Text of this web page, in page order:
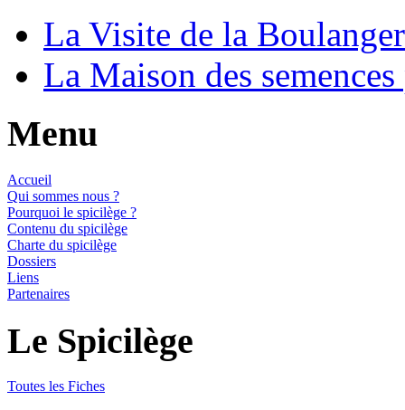
La Visite de la
La Maison des
Menu
Accueil
Qui sommes nous ?
Pourquoi le spicilège ?
Contenu du spicilège
Charte du spicilège
Dossiers
Liens
Partenaires
Le Spicilège
Toutes les Fiches